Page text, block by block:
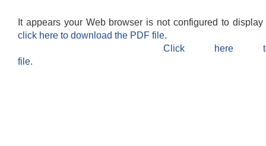
It appears your Web browser is not configured to
click here to download the PDF file.
Click here
file.